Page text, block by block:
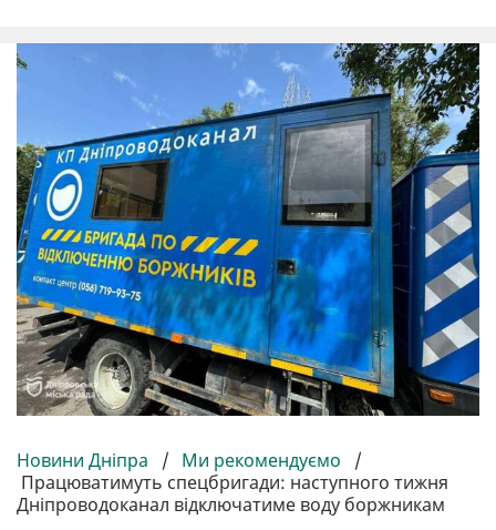
Новини Дніпра / Ми рекомендуємо
/
Працюватимуть спецбригади: наступного тижня
Дніпроводоканал відключатиме воду боржникам